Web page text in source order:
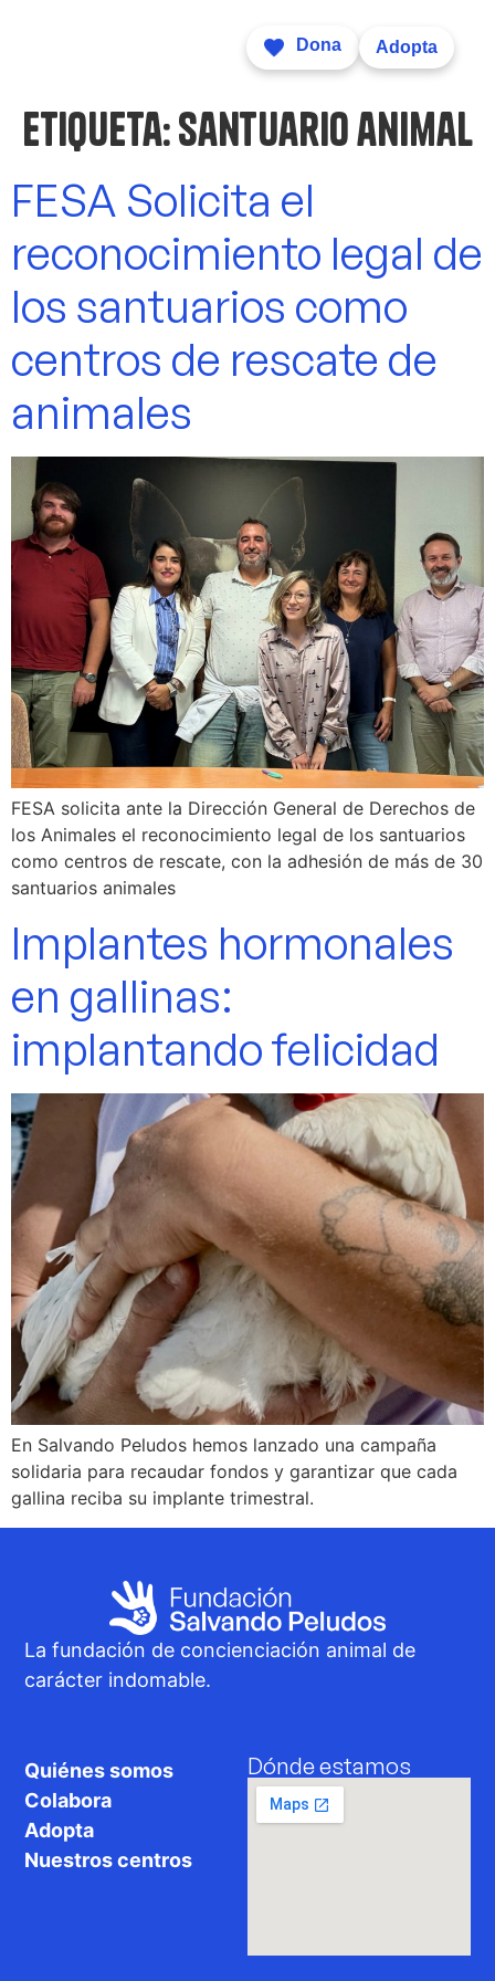
Dona Adopta
Etiqueta:santuario animal
FESA Solicita el
reconocimiento legal de
los santuarios como
centros de rescate de
animales
FESA solicita ante la Dirección General de Derechos de
los Animales el reconocimiento legal de los santuarios
como centros de rescate, con la adhesión de más de 30
santuarios animales
Implantes hormonales
en gallinas:
implantando felicidad
En Salvando Peludos hemos lanzado una campaña
solidaria para recaudar fondos y garantizar que cada
gallina reciba su implante trimestral.
La fundación de concienciación animal de
carácter indomable.
Quiénes somos
Colabora
Adopta
Nuestros centros
Dónde estamos